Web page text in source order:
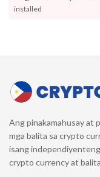
installed
Ang pinakamahusay at
mga balita sa crypto
isang
crypto currency at